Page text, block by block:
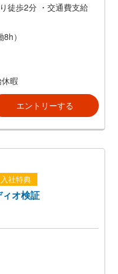
徒歩2分 ・交通費支給
）
暇
エントリーする
入社特典
オ検証